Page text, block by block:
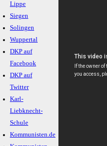
Lippe
Siegen
Solingen
Wuppertal
DKP auf
Facebook
DKP auf
Twitter
Karl-
Liebknecht-
Schule
Kommunisten.de